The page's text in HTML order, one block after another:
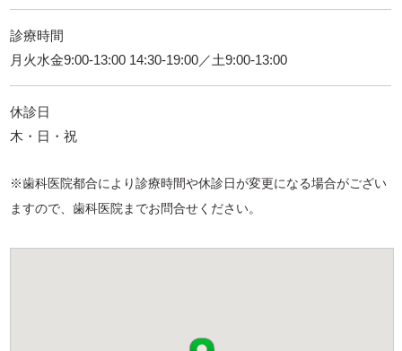
診療時間
月火水金9:00-13:00 14:30-19:00／土9:00-13:00
休診日
木・日・祝
※歯科医院都合により診療時間や休診日が変更になる場合がござい
ますので、歯科医院までお問合せください。